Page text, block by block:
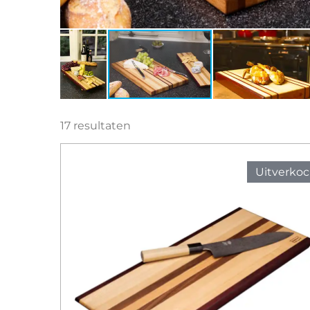
17 resultaten